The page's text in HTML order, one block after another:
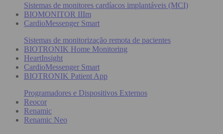
Sistemas de monitores cardíacos implantáveis (MCI)
BIOMONITOR IIIm
CardioMessenger Smart
Sistemas de monitorização remota de pacientes
BIOTRONIK Home Monitoring
HeartInsight
CardioMessenger Smart
BIOTRONIK Patient App
Programadores e Dispositivos Externos
Reocor
Renamic
Renamic Neo